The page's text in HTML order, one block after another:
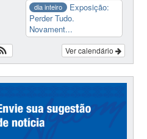
dia inteiro
Exposição:
Perder Tudo.
Novament...
Ver calendário